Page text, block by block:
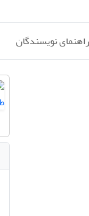
راهنمای نویسندگان